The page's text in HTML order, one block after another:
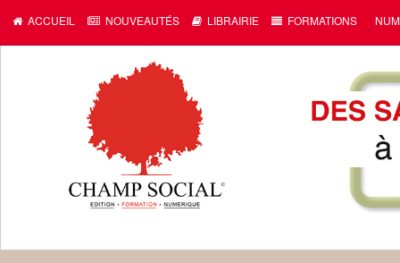
ACCUEIL NOUVEAUTÉS LIBRAIRIE FORMATIONS